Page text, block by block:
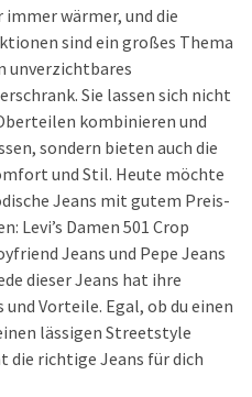
wärmer, und die
sind ein großes Thema
unverzichtbares
Sie lassen sich nicht
kombinieren und
sondern bieten auch die
und Stil. Heute möchte
Jeans mit gutem Preis-
Levi’s Damen 501 Crop
Jeans und Pepe Jeans
dieser Jeans hat ihre
Vorteile. Egal, ob du einen
lässigen Streetstyle
richtige Jeans für dich